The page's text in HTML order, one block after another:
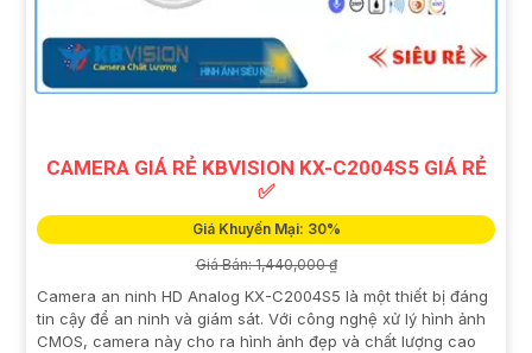
CAMERA GIÁ RẺ KBVISION KX-C2004S5 GIÁ RẺ
✅
Giá Khuyến Mại: 30%
Giá Bán: 1,440,000 ₫
Camera an ninh HD Analog KX-C2004S5 là một thiết bị đáng
tin cậy để an ninh và giám sát. Với công nghệ xử lý hình ảnh
CMOS, camera này cho ra hình ảnh đẹp và chất lượng cao